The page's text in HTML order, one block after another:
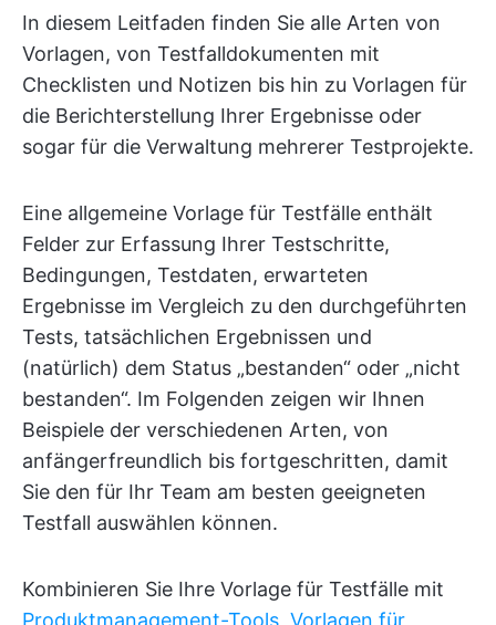
In diesem Leitfaden finden Sie alle Arten von
Vorlagen, von Testfalldokumenten mit
Checklisten und Notizen bis hin zu Vorlagen für
die Berichterstellung Ihrer Ergebnisse oder
sogar für die Verwaltung mehrerer Testprojekte.
Eine allgemeine Vorlage für Testfälle enthält
Felder zur Erfassung Ihrer Testschritte,
Bedingungen, Testdaten, erwarteten
Ergebnisse im Vergleich zu den durchgeführten
Tests, tatsächlichen Ergebnissen und
(natürlich) dem Status „bestanden“ oder „nicht
bestanden“. Im Folgenden zeigen wir Ihnen
Beispiele der verschiedenen Arten, von
anfängerfreundlich bis fortgeschritten, damit
Sie den für Ihr Team am besten geeigneten
Testfall auswählen können.
Kombinieren Sie Ihre Vorlage für Testfälle mit
Produktmanagement-Tools Vorlagen für